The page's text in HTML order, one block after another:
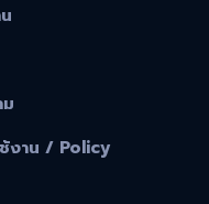
งาน / Policy